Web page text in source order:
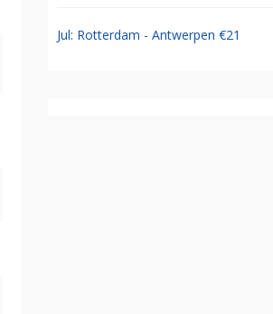
Jul: Rotterdam - Antwerpen €21